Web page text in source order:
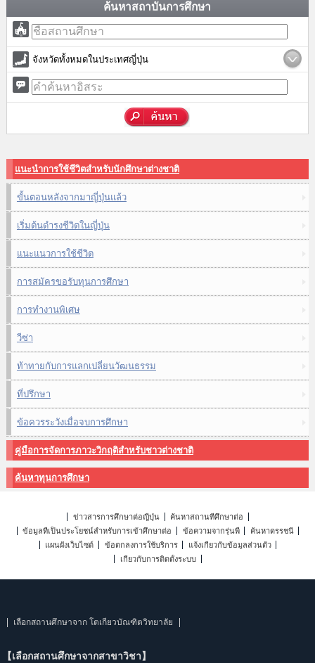
ค้นหาสถาบันการศึกษา
จังหวัดทั้งหมดในประเทศญี่ปุ่น
แนะนำการใช้ชีวิตสำหรับนักศึกษาต่างชาติ
ขั้นตอนหลังจากมาญี่ปุ่นแล้ว
เริ่มต้นดำรงชีวิตในญี่ปุ่น
แนะแนวการใช้ชีวิต
การสมัครขอรับทุนการศึกษา
การทำงานพิเศษ
วีซ่า
ท้าทายกับการแลกเปลี่ยนวัฒนธรรม
ที่ปรึกษา
ข้อควรระวังเมื่อจบการศึกษา
คู่มือการจัดการภาวะวิกฤติสำหรับชาวต่างชาติ
ค้นหาทุนการศึกษา
ข่าวสารการศึกษาต่อญี่ปุ่น
ค้นหาสถานที่ศึกษาต่อ
ข้อมูลที่เป็นประโยชน์สำหรับการเข้าศึกษาต่อ
ข้อความจากรุ่นพี่
ค้นหาดรรชนี
แผนผังเว็บไซต์
ข้อตกลงการใช้บริการ
แจ้งเกี่ยวกับข้อมูลส่วนตัว
เกี่ยวกับการติดตั้งระบบ
เลือกสถานศึกษาจาก โตเกียวบัณฑิตวิทยาลัย
【เลือกสถานศึกษาจากสาขาวิชา】